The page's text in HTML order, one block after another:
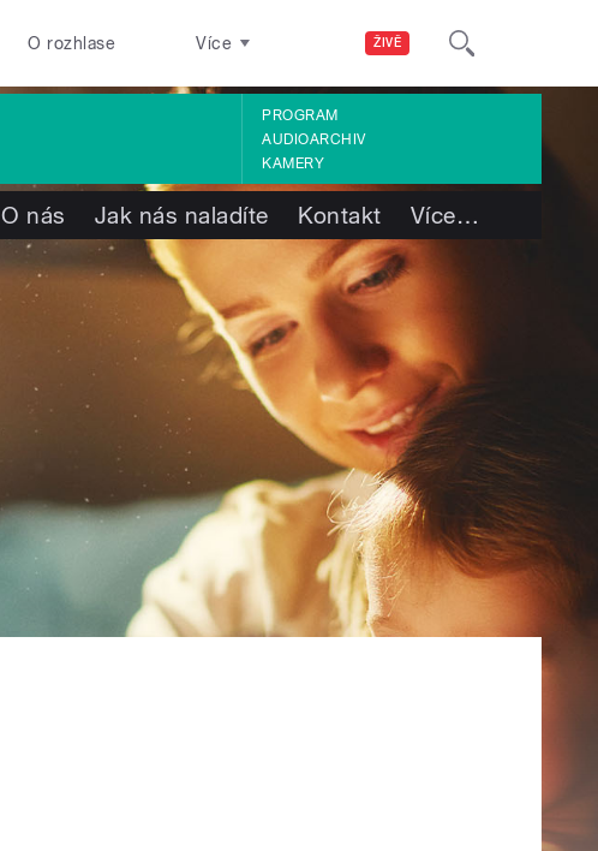
ŽIVĚ
O rozhlase Více
PROGRAM
AUDIOARCHIV
KAMERY
O nás Jak nás naladíte Kontakt Více…